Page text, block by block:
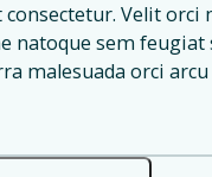
Velit
natoque sem
malesuada orci